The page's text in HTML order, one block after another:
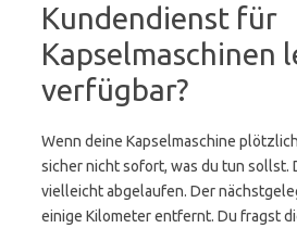
Kundendienst für
Kapselmaschinen
verfügbar?
Wenn deine Kapselmaschine
sicher nicht sofort, was du tun sollst.
vielleicht abgelaufen. Der
einige Kilometer entfernt. Du fragst